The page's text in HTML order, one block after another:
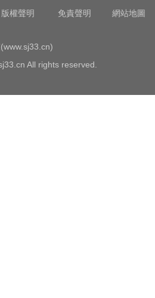
版權聲明 免責聲明 網站地圖
All rights reserved.